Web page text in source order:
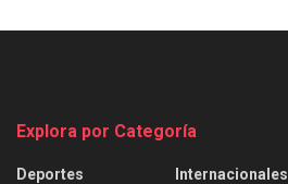
Explora por Categoría
Deportes Internacionales